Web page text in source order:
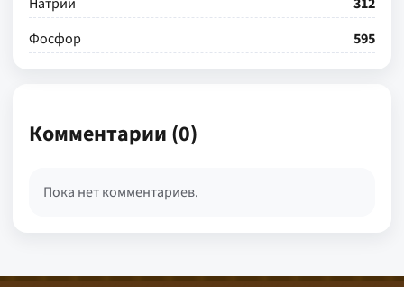
Фосфор
595
Комментарии (0)
Пока нет комментариев.